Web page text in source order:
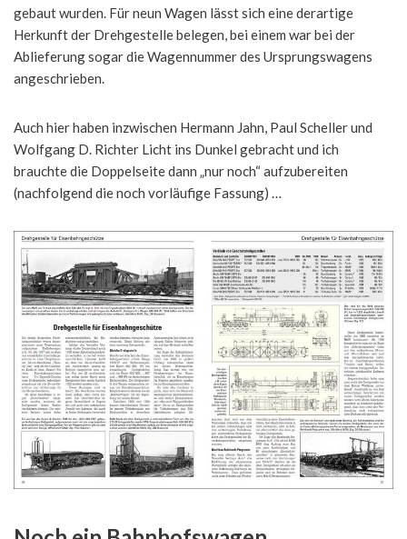
gebaut wurden. Für neun Wagen lässt sich eine derartige
Herkunft der Drehgestelle belegen, bei einem war bei der
Ablieferung sogar die Wagennummer des Ursprungswagens
angeschrieben.
Auch hier haben inzwischen Hermann Jahn, Paul Scheller und
Wolfgang D. Richter Licht ins Dunkel gebracht und ich
brauchte die Doppelseite dann „nur noch“ aufzubereiten
(nachfolgend die noch vorläufige Fassung) …